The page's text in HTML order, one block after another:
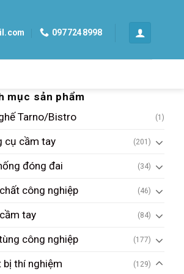
0977248998
mục sản phẩm
Tarno/Bistro
(1)
cụ cầm tay (201)
đóng đai (34)
công nghiệp (46)
tay (84)
công nghiệp (177)
bị thí nghiệm (129)